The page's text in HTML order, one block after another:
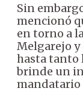
Sin
mencionó
en torno a
Melgarejo
hasta tanto
brinde un
mandatario